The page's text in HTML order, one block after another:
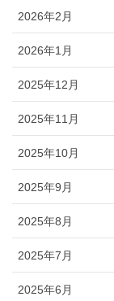
2026年2月
2026年1月
2025年12月
2025年11月
2025年10月
2025年9月
2025年8月
2025年7月
2025年6月